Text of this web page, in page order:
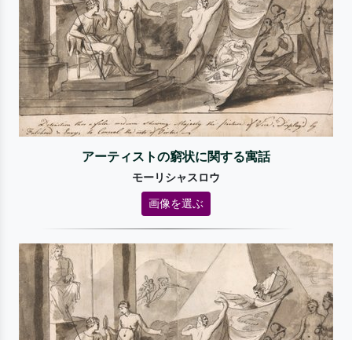
アーティストの窮状に関する寓話
モーリシャスロウ
画像を選ぶ